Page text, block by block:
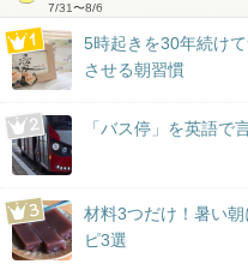
7/31〜8/6
5時起きを30年続け
させる朝習慣
「バス停」を英語で
材料3つだけ！暑い
ピ3選